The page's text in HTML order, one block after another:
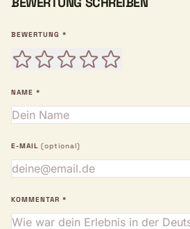
BEWERTUNG *
NAME *
E-MAIL (optional)
KOMMENTAR *